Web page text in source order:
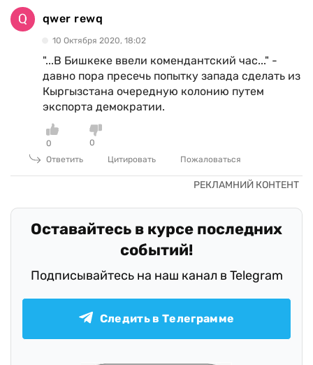
qwer rewq
10 Октября 2020, 18:02
"...В Бишкеке ввели комендантский час..." -
давно пора пресечь попытку запада сделать из
Кыргызстана очередную колонию путем
экспорта демократии.
0
0
Ответить
Цитировать Пожаловаться
Оставайтесь в курсе последних
событий!
Подписывайтесь на наш канал в Telegram
Следить в Телеграмме